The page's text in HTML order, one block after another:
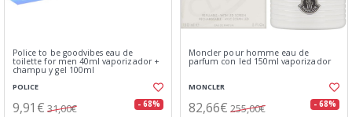
Police to be goodvibes eau de
toilette for men 40ml vaporizador +
champu y gel 100ml
POLICE
9,91€ 31,00€ - 68%
Moncler pour homme eau de
parfum con led 150ml vaporizador
MONCLER
82,66€ 255,00€ - 68%